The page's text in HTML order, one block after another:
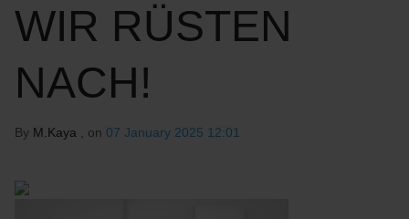
WIR RÜSTEN
NACH!
By M.Kaya , on 07 January 2025 12:01